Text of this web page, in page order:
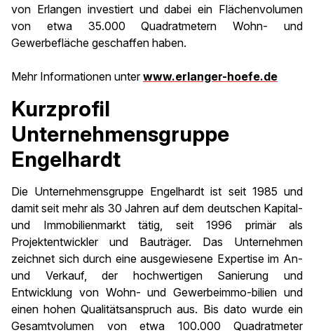
von Erlangen investiert und dabei ein Flächenvolumen
von etwa 35.000 Quadratmetern Wohn- und
Gewerbefläche geschaffen haben.
Mehr Informationen unterwww.erlanger-hoefe.de
Kurzprofil
Unternehmensgruppe
Engelhardt
Die Unternehmensgruppe Engelhardt ist seit 1985 und
damit seit mehr als 30 Jahren auf dem deutschen Kapital-
und Immobilienmarkt tätig, seit 1996 primär als
Projektentwickler und Bauträger. Das Unternehmen
zeichnet sich durch eine ausgewiesene Expertise im An-
und Verkauf, der hochwertigen Sanierung und
Entwicklung von Wohn- und Gewerbeimmo-bilien und
einen hohen Qualitätsanspruch aus. Bis dato wurde ein
Gesamtvolumen von etwa 100.000 Quadratmeter